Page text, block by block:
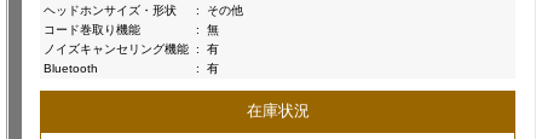
ヘッドホンサイズ・形状
:
その他
コード巻取り機能
:
無
ノイズキャンセリング機能 :
有
Bluetooth
: 有
在庫状況